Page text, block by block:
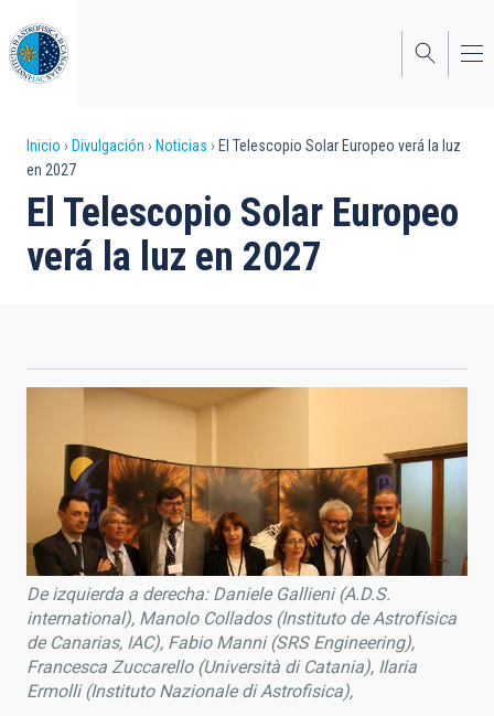
al
contenido
principal
Sobrescribir
enlaces
de
ayuda
navegación
Inicio Divulgación Noticias
El Telescopio Solar Europeo verá la luz
en 2027
El Telescopio Solar Europeo
verá la luz en 2027
De izquierda a derecha: Daniele Gallieni (A.D.S.
international), Manolo Collados (Instituto de Astrofísica
de Canarias, IAC), Fabio Manni (SRS Engineering),
Francesca Zuccarello (Università di Catania), Ilaria
Ermolli (Instituto Nazionale di Astrofisica),